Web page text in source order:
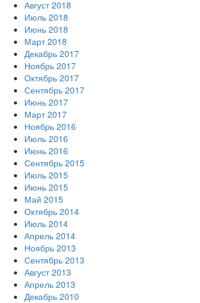
Август 2018
Июль 2018
Июнь 2018
Март 2018
Декабрь 2017
Ноябрь 2017
Октябрь 2017
Сентябрь 2017
Июнь 2017
Март 2017
Ноябрь 2016
Июль 2016
Июнь 2016
Сентябрь 2015
Июль 2015
Июнь 2015
Май 2015
Октябрь 2014
Июль 2014
Апрель 2014
Ноябрь 2013
Сентябрь 2013
Август 2013
Апрель 2013
Декабрь 2010